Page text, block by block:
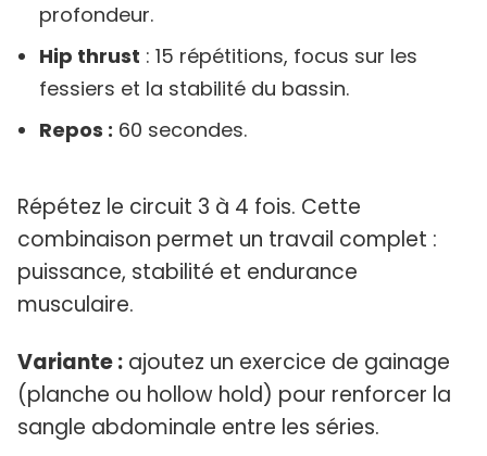
profondeur.
Hip thrust : 15 répétitions, focus sur les
fessiers et la stabilité du bassin.
Repos : 60 secondes.
Répétez le circuit 3 à 4 fois. Cette
combinaison permet un travail complet :
puissance, stabilité et endurance
musculaire.
Variante : ajoutez un exercice de gainage
(planche ou hollow hold) pour renforcer la
sangle abdominale entre les séries.